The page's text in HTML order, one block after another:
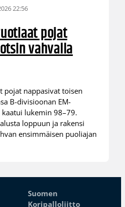
22:56
pojat
vahvalla
pojat nappasivat toisen
B-divisioonan EM-
kaatui lukemin 98–79.
loppuun ja rakensi
ensimmäisen puoliajan
Suomen
Koripalloliitto